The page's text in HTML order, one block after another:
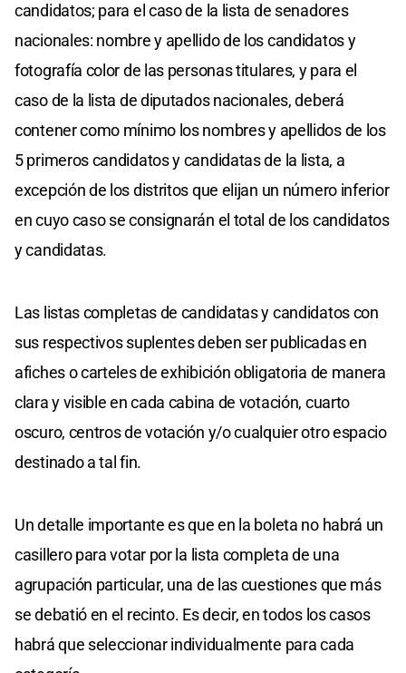
candidatos; para el caso de la lista de senadores
nacionales: nombre y apellido de los candidatos y
fotografía color de las personas titulares, y para el
caso de la lista de diputados nacionales, deberá
contener como mínimo los nombres y apellidos de los
5 primeros candidatos y candidatas de la lista, a
excepción de los distritos que elijan un número inferior
en cuyo caso se consignarán el total de los candidatos
y candidatas.
Las listas completas de candidatas y candidatos con
sus respectivos suplentes deben ser publicadas en
afiches o carteles de exhibición obligatoria de manera
clara y visible en cada cabina de votación, cuarto
oscuro, centros de votación y/o cualquier otro espacio
destinado a tal fin.
Un detalle importante es que en la boleta no habrá un
casillero para votar por la lista completa de una
agrupación particular, una de las cuestiones que más
se debatió en el recinto. Es decir, en todos los casos
habrá que seleccionar individualmente para cada